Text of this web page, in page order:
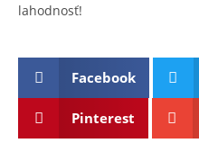
lahodnosť!
Facebook
Pinterest